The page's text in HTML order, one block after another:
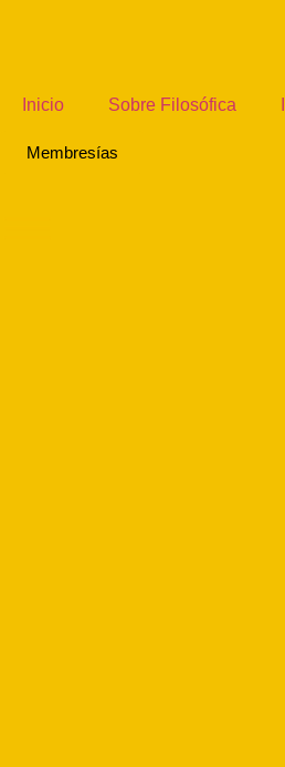
Inicio Sobre Filosófica
Membresías